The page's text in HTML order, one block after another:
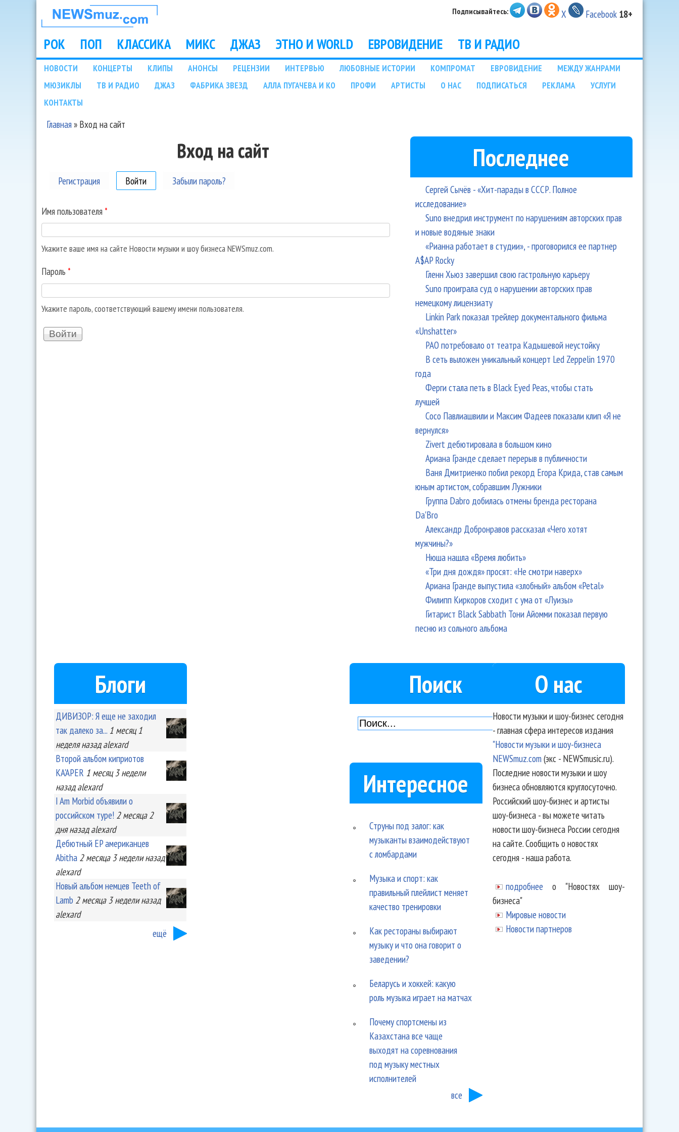
НОВОСТИ
МУЗЫКИ И
ШОУ БИЗНЕСА
NEWSMUZ.COM
Подписывайтесь: X Facebook 18+
Main menu
РОК ПОП КЛАССИКА МИКС ДЖАЗ ЭТНО И WORLD ЕВРОВИДЕНИЕ ТВ И РАДИО
Подразделы
НОВОСТИ КОНЦЕРТЫ КЛИПЫ АНОНСЫ РЕЦЕНЗИИ ИНТЕРВЬЮ ЛЮБОВНЫЕ ИСТОРИИ КОМПРОМАТ ЕВРОВИДЕНИЕ
МЕЖДУ ЖАНРАМИ
МЮЗИКЛЫ
ТВ И РАДИО ДЖАЗ ФАБРИКА ЗВЕЗД АЛЛА ПУГАЧЕВА И КО ПРОФИ АРТИСТЫ О НАС ПОДПИСАТЬСЯ РЕКЛАМА
УСЛУГИ
КОНТАКТЫ
Вы здесь
Главная» Вход на сайт
Вход на сайт
Регистрация Войти (активная вкладка)
Забыли пароль?
Имя пользователя *
Укажите ваше имя на сайте Новости музыки и шоу бизнеса NEWSmuz.com.
Пароль *
Укажите пароль, соответствующий вашему имени пользователя.
Последнее
Сергей Сычёв - «Хит-парады в СССР. Полное
исследование»
Suno внедрил инструмент по нарушениям авторских прав
и новые водяные знаки
«Рианна работает в студии», - проговорился ее партнер
A$AP Rocky
Гленн Хьюз завершил свою гастрольную карьеру
Suno проиграла суд о нарушении авторских прав
немецкому лицензиату
Linkin Park показал трейлер документального фильма
«Unshatter»
РАО потребовало от театра Кадышевой неустойку
В сеть выложен уникальный концерт Led Zeppelin 1970
года
Ферги стала петь в Black Eyed Peas, чтобы стать
лучшей
Сосо Павлиашвили и Максим Фадеев показали клип «Я не
вернулся»
Zivert дебютировала в большом кино
Ариана Гранде сделает перерыв в публичности
Ваня Дмитриенко побил рекорд Егора Крида, став самым
юным артистом, собравшим Лужники
Группа Dabro добилась отмены бренда ресторана
Da'Bro
Александр Добронравов рассказал «Чего хотят
мужчины?»
Нюша нашла «Время любить»
«Три дня дождя» просят: «Не смотри наверх»
Ариана Гранде выпустила «злобный» альбом «Petal»
Филипп Киркоров сходит с ума от «Луизы»
Гитарист Black Sabbath Тони Айомми показал первую
песню из сольного альбома
Блоги
ДИВИЗОР: Я еще не заходил
так далеко за... 1 месяц 1
неделяназад alexard
Второй альбом киприотов
KA'APER 1 месяц 3 недели
назад alexard
I Am Morbid объявили о
российском туре! 2 месяца 2
дняназад alexard
Дебютный EP американцев
Abitha 2 месяца 3 неделиназад
alexard
Новый альбом немцев Teeth of
Lamb 2 месяца 3 неделиназад
alexard
ещё
Поиск
Интересное
Струны под залог: как
музыканты взаимодействуют
с ломбардами
Музыка и спорт: как
правильный плейлист меняет
качество тренировки
Как рестораны выбирают
музыку и что она говорит о
заведении?
Беларусь и хоккей: какую
роль музыка играет на матчах
Почему спортсмены из
Казахстана все чаще
выходят на соревнования
под музыку местных
исполнителей
все
О нас
Новости музыки и шоу-бизнес сегодня
- главная сфера интересов издания
"Новости музыки и шоу-бизнеса
NEWSmuz.com(экс - NEWSmusic.ru).
Последние новости музыки и шоу
бизнеса обновляются круглосуточно.
Российский шоу-бизнес и артисты
шоу-бизнеса - вы можете читать
новости шоу-бизнеса России сегодня
на сайте. Сообщить о новостях
сегодня - наша работа.
подробнее о "Новостях шоу-
бизнеса"
Мировые новости
Новости партнеров